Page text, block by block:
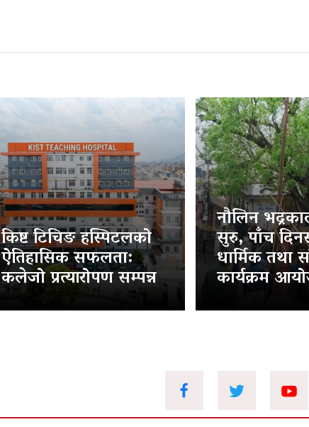
किष्ट टिचिङ हस्पिटलको
ऐतिहासिक सफलता:
कलेजो प्रत्यारोपण सम्पन्न
नौलिन
सुरु, पाँच
धार्मिक तथा
कार्यक्रम